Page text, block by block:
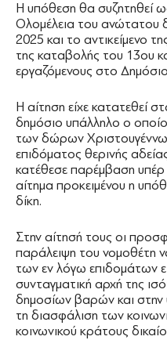
Η υπόθεση θα συζητηθεί
Ολομέλεια του ανώτατου
2025 και το αντικείμενο
της καταβολής του 13ου
εργαζόμενους στο
Η αίτηση είχε κατατεθεί
δημόσιο υπάλληλο ο
των δώρων
επιδόματος θερινής
κατέθεσε παρέμβαση
αίτημα προκειμένου η
δίκη.
Στην αίτησή τους οι
παράλειψη του νομοθέτη
των εν λόγω επιδομάτων
συνταγματική αρχή της
δημοσίων βαρών και
τη διασφάλιση των
κοινωνικού κράτους